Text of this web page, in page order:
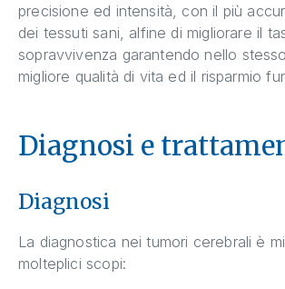
precisione ed intensità, con il più
dei tessuti sani, alfine di migliorare il
sopravvivenza garantendo nello
migliore qualità di vita ed il risparmio
Diagnosi e
Diagnosi
La diagnostica nei tumori cerebrali è
molteplici scopi: